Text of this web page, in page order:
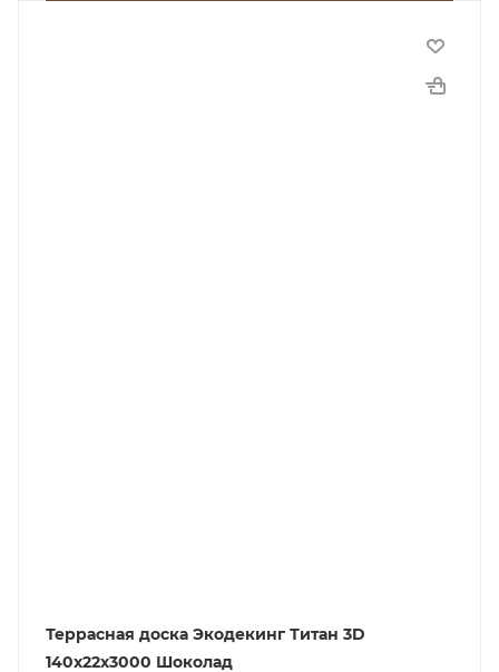
Террасная доска Экодекинг Титан 3D
140х22х3000 Шоколад